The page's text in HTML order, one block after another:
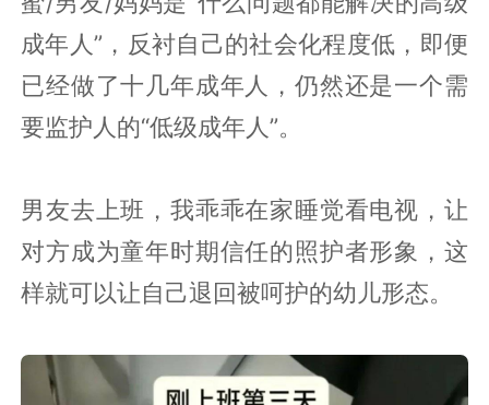
成年人”，反衬自己的社会化程度低，即便
已经做了十几年成年人，仍然还是一个需
要监护人的“低级成年人”。
男友去上班，我乖乖在家睡觉看电视，让
对方成为童年时期信任的照护者形象，这
样就可以让自己退回被呵护的幼儿形态。